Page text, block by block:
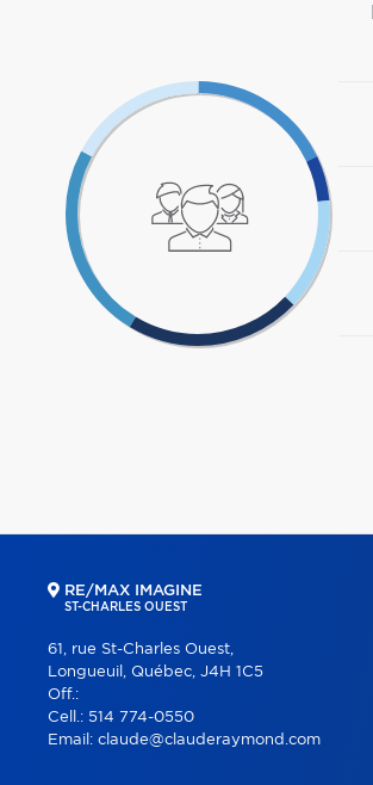
RE/MAX IMAGINE
ST-CHARLES OUEST
61, rue St-Charles Ouest,
Longueuil, Québec, J4H 1C5
Off.:
Cell.: 514 774-0550
Email: claude@clauderaymond.com